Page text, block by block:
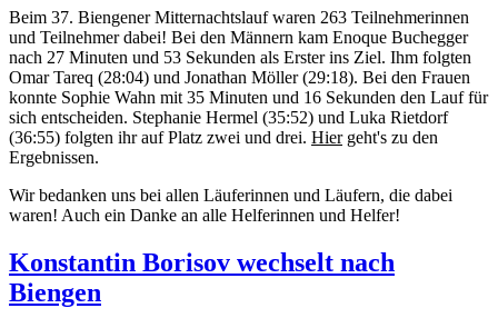
Beim 37. Biengener Mitternachtslauf waren 263 Teilnehmerinnen
und Teilnehmer dabei! Bei den Männern kam Enoque Buchegger
nach 27 Minuten und 53 Sekunden als Erster ins Ziel. Ihm folgten
Omar Tareq (28:04) und Jonathan Möller (29:18). Bei den Frauen
konnte Sophie Wahn mit 35 Minuten und 16 Sekunden den Lauf für
sich entscheiden. Stephanie Hermel (35:52) und Luka Rietdorf
(36:55) folgten ihr auf Platz zwei und drei. Hiergeht's zu den
Ergebnissen.
Wir bedanken uns bei allen Läuferinnen und Läufern, die dabei
waren! Auch ein Danke an alle Helferinnen und Helfer!
Konstantin Borisov wechselt nach
Biengen